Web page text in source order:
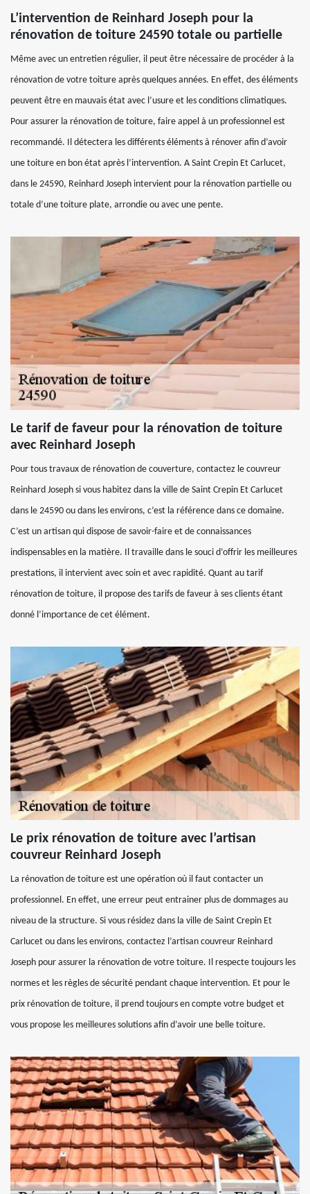
L’intervention de Reinhard Joseph pour la
rénovation de toiture 24590 totale ou partielle
Même avec un entretien régulier, il peut être nécessaire de procéder à la
rénovation de votre toiture après quelques années. En effet, des éléments
peuvent être en mauvais état avec l’usure et les conditions climatiques.
Pour assurer la rénovation de toiture, faire appel à un professionnel est
recommandé. Il détectera les différents éléments à rénover afin d’avoir
une toiture en bon état après l’intervention. A Saint Crepin Et Carlucet,
dans le 24590, Reinhard Joseph intervient pour la rénovation partielle ou
totale d’une toiture plate, arrondie ou avec une pente.
Le tarif de faveur pour la rénovation de toiture
avec Reinhard Joseph
Pour tous travaux de rénovation de couverture, contactez le couvreur
Reinhard Joseph si vous habitez dans la ville de Saint Crepin Et Carlucet
dans le 24590 ou dans les environs, c’est la référence dans ce domaine.
C’est un artisan qui dispose de savoir-faire et de connaissances
indispensables en la matière. Il travaille dans le souci d’offrir les meilleures
prestations, il intervient avec soin et avec rapidité. Quant au tarif
rénovation de toiture, il propose des tarifs de faveur à ses clients étant
donné l’importance de cet élément.
Le prix rénovation de toiture avec l’artisan
couvreur Reinhard Joseph
La rénovation de toiture est une opération où il faut contacter un
professionnel. En effet, une erreur peut entrainer plus de dommages au
niveau de la structure. Si vous résidez dans la ville de Saint Crepin Et
Carlucet ou dans les environs, contactez l’artisan couvreur Reinhard
Joseph pour assurer la rénovation de votre toiture. Il respecte toujours les
normes et les règles de sécurité pendant chaque intervention. Et pour le
prix rénovation de toiture, il prend toujours en compte votre budget et
vous propose les meilleures solutions afin d’avoir une belle toiture.